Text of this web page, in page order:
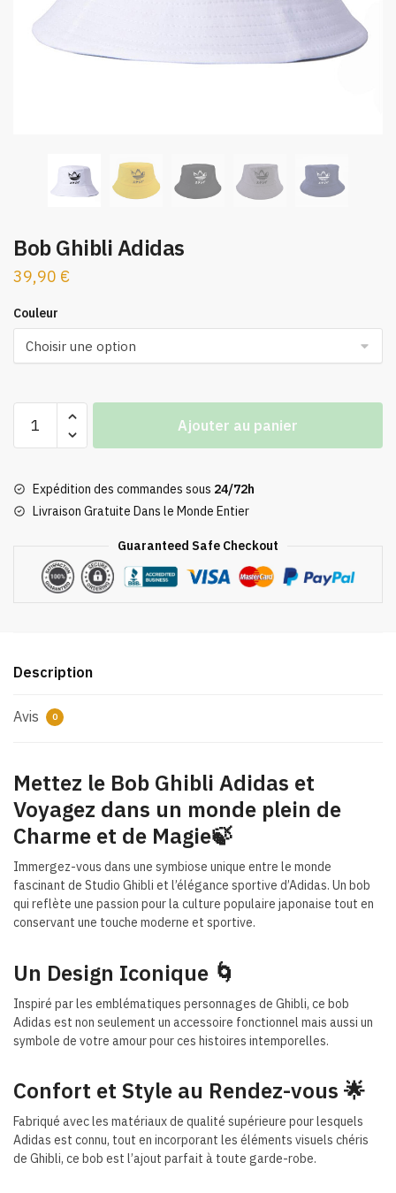
Bob Ghibli Adidas
39,90 €
Couleur
Adidas
Ajouter au panier
Expédition des commandes sous 24/72h
Livraison Gratuite Dans le Monde Entier
Guaranteed Safe Checkout
Description
Avis 0
Mettez le Bob Ghibli Adidas et
Voyagez dans un monde plein de
Charme et de Magie🍃
Immergez-vous dans une symbiose unique entre le monde
fascinant de Studio Ghibli et l’élégance sportive d’Adidas. Un bob
qui reflète une passion pour la culture populaire japonaise tout en
conservant une touche moderne et sportive.
Un Design Iconique 🌀
Inspiré par les emblématiques personnages de Ghibli, ce bob
Adidas est non seulement un accessoire fonctionnel mais aussi un
symbole de votre amour pour ces histoires intemporelles.
Confort et Style au Rendez-vous 🌟
Fabriqué avec les matériaux de qualité supérieure pour lesquels
Adidas est connu, tout en incorporant les éléments visuels chéris
de Ghibli, ce bob est l’ajout parfait à toute garde-robe.